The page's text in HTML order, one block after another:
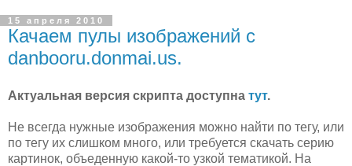
15 апреля 2010
Качаем пулы изображений с
danbooru.donmai.us.
Актуальная версия скрипта доступна тут.
Не всегда нужные изображения можно найти по тегу, или
по тегу их слишком много, или требуется скачать серию
картинок, объеденную какой-то узкой тематикой. На